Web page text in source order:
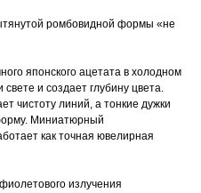
ромбовидной формы «не
японского ацетата в холодном
и создает глубину цвета.
чистоту линий, а тонкие дужки
Миниатюрный
как точная ювелирная
излучения